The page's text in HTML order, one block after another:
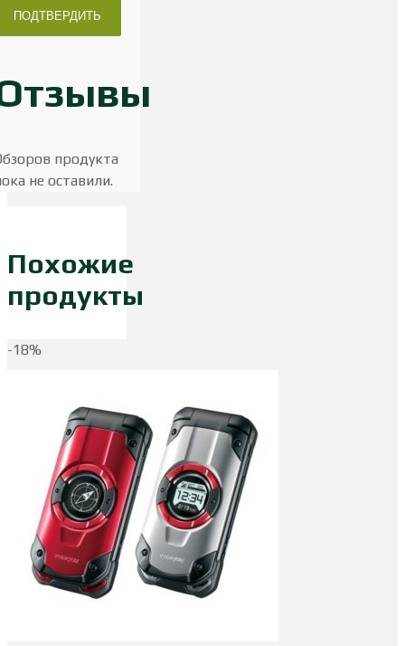
продукта
не оставили.
Похожие
продукты
-18%